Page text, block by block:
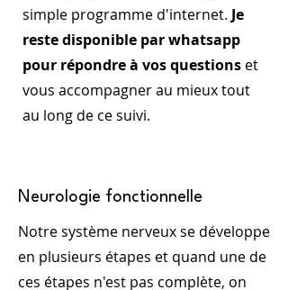
simple programme d'internet. Je
reste disponible par whatsapp
pour répondre à vos questions et
vous accompagner au mieux tout
au long de ce suivi.
Neurologie fonctionnelle
Notre système nerveux se développe
en plusieurs étapes et quand une de
ces étapes n'est pas complète, on